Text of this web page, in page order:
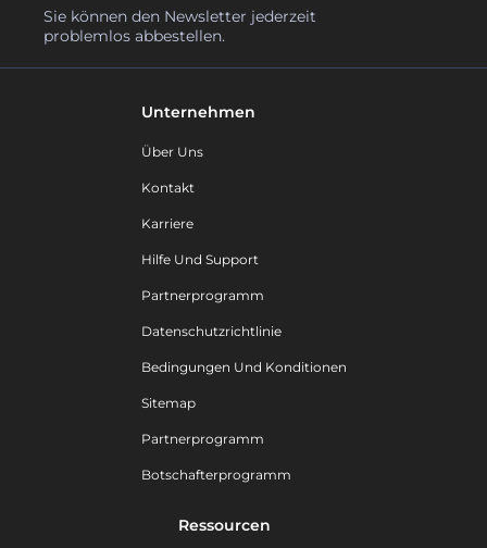
Sie können den Newsletter jederzeit
problemlos abbestellen.
Unternehmen
Über Uns
Kontakt
Karriere
Hilfe Und Support
Partnerprogramm
Datenschutzrichtlinie
Bedingungen Und Konditionen
Sitemap
Partnerprogramm
Botschafterprogramm
Ressourcen